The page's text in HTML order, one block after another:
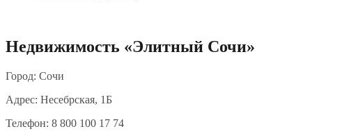
Недвижимость «Элитный Сочи»
Город: Сочи
Адрес: Несебрская, 1Б
Телефон: 8 800 100 17 74